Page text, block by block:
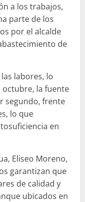
a los trabajos,
parte de los
por el alcalde
de
labores, lo
octubre, la fuente
segundo, frente
lo que
en
Eliseo Moreno,
garantizan que
de calidad y
ubicados en